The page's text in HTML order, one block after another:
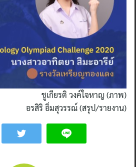
ชูเกียรติ วงค์ใจหาญ (ภาพ)
อรสิริ อิ่มสุวรรณ์ (สรุป/รายงาน)